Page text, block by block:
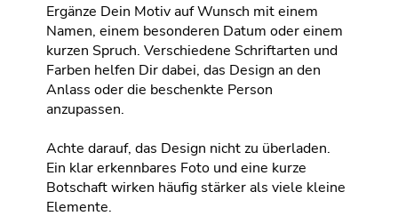
Ergänze Dein Motiv auf Wunsch mit einem
Namen, einem besonderen Datum oder einem
kurzen Spruch. Verschiedene Schriftarten und
Farben helfen Dir dabei, das Design an den
Anlass oder die beschenkte Person
anzupassen.
Achte darauf, das Design nicht zu überladen.
Ein klar erkennbares Foto und eine kurze
Botschaft wirken häufig stärker als viele kleine
Elemente.